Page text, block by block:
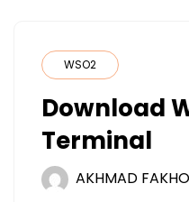
WSO2
Download
Terminal
AKHMAD